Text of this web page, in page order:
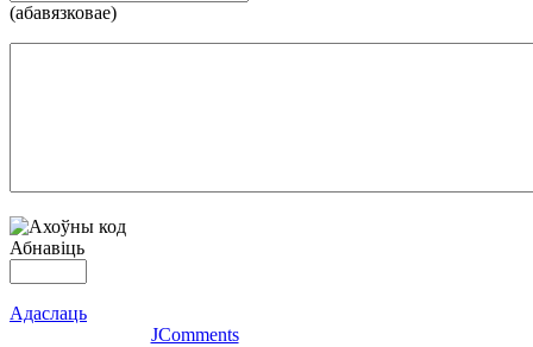
(абавязковае)
Абнавіць
Адаслаць
JComments